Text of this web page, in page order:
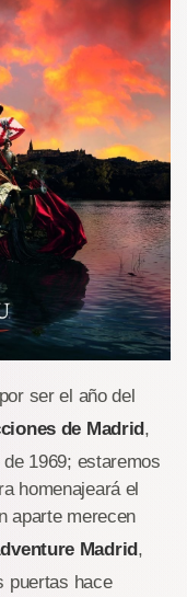
ser el año del
de Madrid,
1969; estaremos
homenajeará el
aparte merecen
Madrid,
puertas hace